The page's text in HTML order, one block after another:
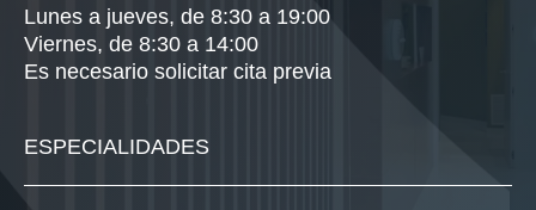
Lunes a jueves, de 8:30 a 19:00
Viernes, de 8:30 a 14:00
Es necesario solicitar cita previa
ESPECIALIDADES